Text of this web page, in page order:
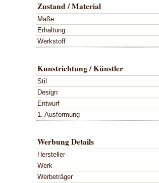
Zustand / Material
Maße
Erhaltung
Werkstoff
Kunstrichtung / Künstler
Stil
Design
Entwurf
1. Ausformung
Werbung Details
Hersteller
Werk
Werbeträger